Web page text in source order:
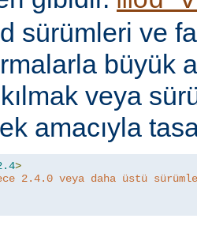
sürümleri ve
büyük
veya
amacıyla
>
2.4.0 veya daha üstü